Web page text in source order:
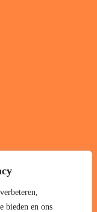
bieden en ons